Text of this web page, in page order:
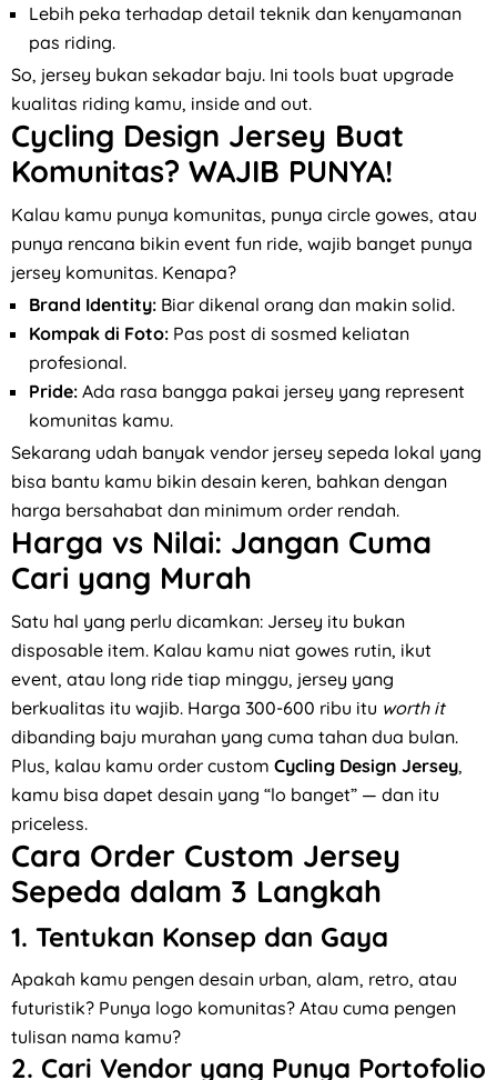
Lebih peka terhadap detail teknik dan kenyamanan
pas riding.
So, jersey bukan sekadar baju. Ini tools buat upgrade
kualitas riding kamu, inside and out.
Cycling Design Jersey Buat
Komunitas? WAJIB PUNYA!
Kalau kamu punya komunitas, punya circle gowes, atau
punya rencana bikin event fun ride, wajib banget punya
jersey komunitas. Kenapa?
Brand Identity: Biar dikenal orang dan makin solid.
Kompak di Foto: Pas post di sosmed keliatan
profesional.
Pride: Ada rasa bangga pakai jersey yang represent
komunitas kamu.
Sekarang udah banyak vendor jersey sepeda lokal yang
bisa bantu kamu bikin desain keren, bahkan dengan
harga bersahabat dan minimum order rendah.
Harga vs Nilai: Jangan Cuma
Cari yang Murah
Satu hal yang perlu dicamkan: Jersey itu bukan
disposable item. Kalau kamu niat gowes rutin, ikut
event, atau long ride tiap minggu, jersey yang
berkualitas itu wajib. Harga 300-600 ribu itu worth it
dibanding baju murahan yang cuma tahan dua bulan.
Plus, kalau kamu order custom Cycling Design Jersey,
kamu bisa dapet desain yang “lo banget” — dan itu
priceless.
Cara Order Custom Jersey
Sepeda dalam 3 Langkah
1. Tentukan Konsep dan Gaya
Apakah kamu pengen desain urban, alam, retro, atau
futuristik? Punya logo komunitas? Atau cuma pengen
tulisan nama kamu?
2. Cari Vendor yang Punya Portofolio